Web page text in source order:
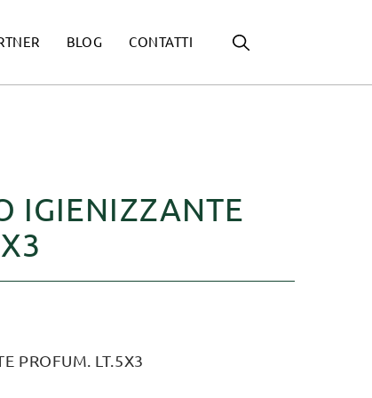
BLOG CONTATTI
IGIENIZZANTE
PROFUM. LT.5X3